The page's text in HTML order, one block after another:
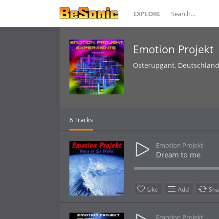
EXPLORE
Emotion Projekt
Osterupgant, Deutschland
6 Tracks
Emotion Projekt
Dream to me
Like Add
Emotion Projekt